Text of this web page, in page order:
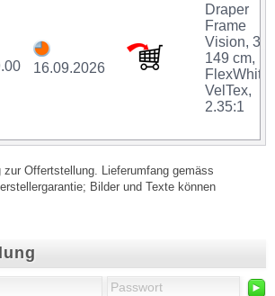
►
16.09.2026
Draper
Frame
Vision,
149 cm,
FlexWhite
VelTex,
2.35:1
zur Offertstellung. Lieferumfang gemäss
Bilder und Texte können